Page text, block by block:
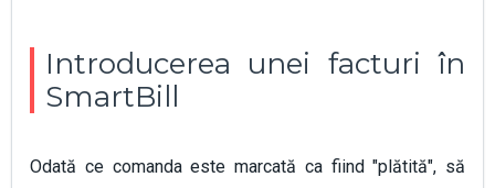
Introducerea unei facturi în
SmartBill
Odată ce comanda este marcată ca fiind "plătită", să